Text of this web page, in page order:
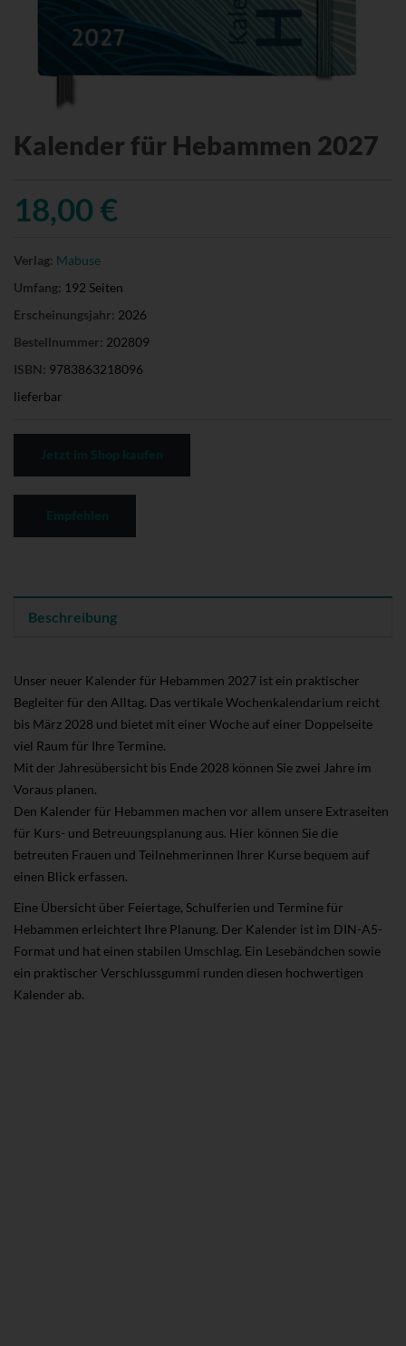
Kalender für Hebammen 2027
18,00 €
Verlag: Mabuse
Umfang: 192 Seiten
Erscheinungsjahr: 2026
Bestellnummer: 202809
ISBN: 9783863218096
lieferbar
Beschreibung
Unser neuer Kalender für Hebammen 2027 ist ein praktischer
Begleiter für den Alltag. Das vertikale Wochenkalendarium reicht
bis März 2028 und bietet mit einer Woche auf einer Doppelseite
viel Raum für Ihre Termine.
Mit der Jahresübersicht bis Ende 2028 können Sie zwei Jahre im
Voraus planen.
Den Kalender für Hebammen machen vor allem unsere Extraseiten
für Kurs- und Betreuungsplanung aus. Hier können Sie die
betreuten Frauen und Teilnehmerinnen Ihrer Kurse bequem auf
einen Blick erfassen.
Eine Übersicht über Feiertage, Schulferien und Termine für
Hebammen erleichtert Ihre Planung. Der Kalender ist im DIN-A5-
Format und hat einen stabilen Umschlag. Ein Lesebändchen sowie
ein praktischer Verschlussgummi runden diesen hochwertigen
Kalender ab.